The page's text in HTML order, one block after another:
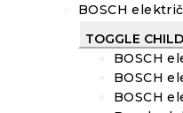
BOSCH
TOGGLE
BOSCH
BOSCH
BOSCH